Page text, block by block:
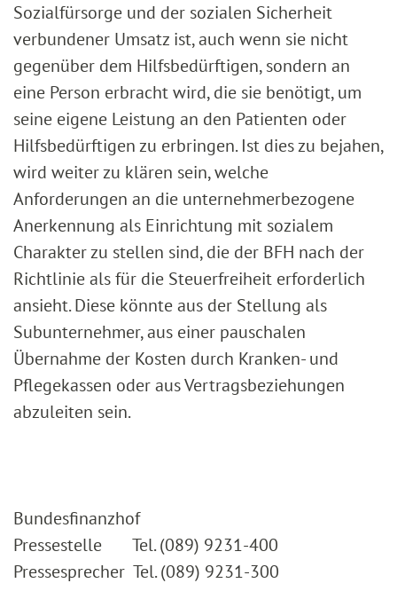
Sozialfürsorge und der sozialen Sicherheit
verbundener Umsatz ist, auch wenn sie nicht
gegenüber dem Hilfsbedürftigen, sondern an
eine Person erbracht wird, die sie benötigt, um
seine eigene Leistung an den Patienten oder
Hilfsbedürftigen zu erbringen. Ist dies zu bejahen,
wird weiter zu klären sein, welche
Anforderungen an die unternehmerbezogene
Anerkennung als Einrichtung mit sozialem
Charakter zu stellen sind, die der BFH nach der
Richtlinie als für die Steuerfreiheit erforderlich
ansieht. Diese könnte aus der Stellung als
Subunternehmer, aus einer pauschalen
Übernahme der Kosten durch Kranken- und
Pflegekassen oder aus Vertragsbeziehungen
abzuleiten sein.
Bundesfinanzhof
Pressestelle Tel. (089) 9231-400
Pressesprecher Tel. (089) 9231-300